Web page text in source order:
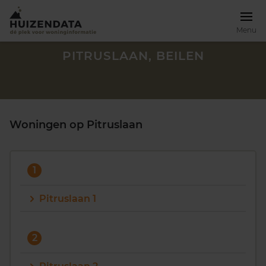
Menu
Zoek een woning
PITRUSLAAN, BEILEN
Woningen op Pitruslaan
1
Pitruslaan 1
2